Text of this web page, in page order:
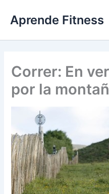
contenido
Aprende Fitness
Correr: En
por la